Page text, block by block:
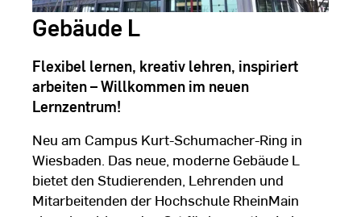
Gebäude L
Flexibel lernen, kreativ lehren, inspiriert
arbeiten – Willkommen im neuen
Lernzentrum!
Neu am Campus Kurt-Schumacher-Ring in
Wiesbaden. Das neue, moderne Gebäude L
bietet den Studierenden, Lehrenden und
Mitarbeitenden der Hochschule RheinMain